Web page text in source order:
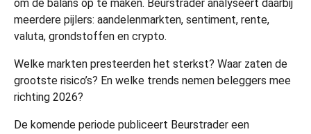
om de balans op te maken. Beurstrader analyseert daarbij
meerdere pijlers: aandelenmarkten, sentiment, rente,
valuta, grondstoffen en crypto.
Welke markten presteerden het sterkst? Waar zaten de
grootste risico’s? En welke trends nemen beleggers mee
richting 2026?
De komende periode publiceert Beurstrader een